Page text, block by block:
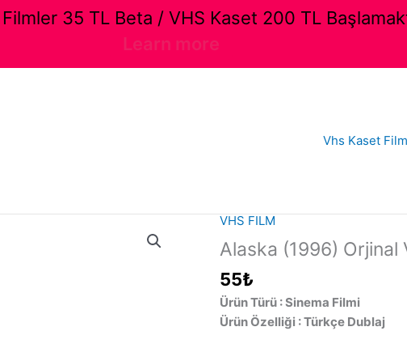
Vhs Kaset
VHS FILM
Alaska (1996) Orjinal
55₺
Ürün Türü : Sinema Filmi
Ürün Özelliği : Türkçe Dublaj
35 TL Beta / VHS Kaset 200 TL
Learn more